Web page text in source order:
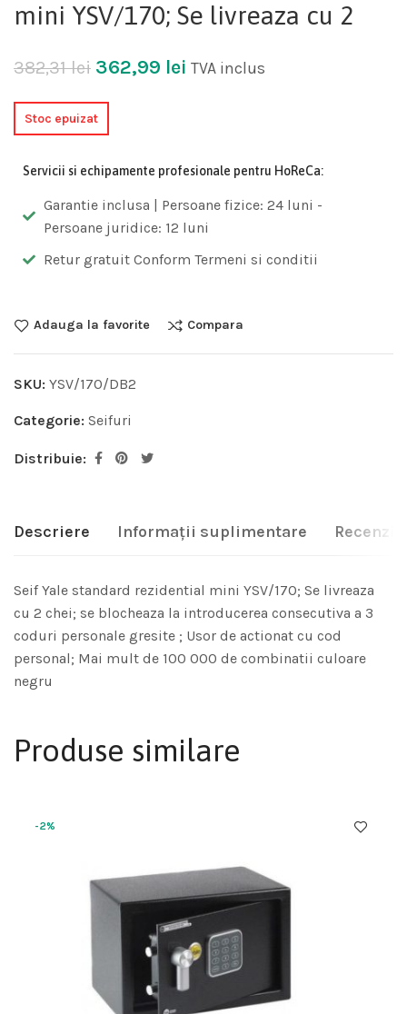
mini YSV/170; Se livreaza cu 2
382,31lei 362,99 lei TVA inclus
Stoc epuizat
Servicii si echipamente profesionale pentru HoReCa:
Garantie inclusa | Persoane fizice: 24 luni -
Persoane juridice: 12 luni
Retur gratuit Conform Termeni si conditii
Adauga la favorite Compara
SKU: YSV/170/DB2
Categorie: Seifuri
Distribuie:
Descriere Informații suplimentare Recenzii
Seif Yale standard rezidential mini YSV/170; Se livreaza
cu 2 chei; se blocheaza la introducerea consecutiva a 3
coduri personale gresite ; Usor de actionat cu cod
personal; Mai mult de 100 000 de combinatii culoare
negru
Produse similare
-2%